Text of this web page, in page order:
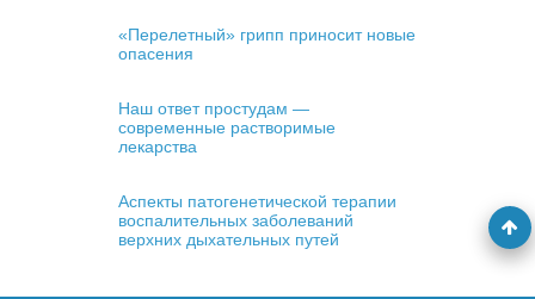
«Перелетный» грипп приносит новые
опасения
Наш ответ простудам —
современные растворимые
лекарства
Аспекты патогенетической терапии
воспалительных заболеваний
верхних дыхательных путей